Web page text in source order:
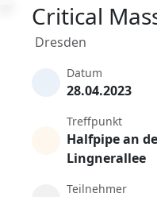
Critical
Dresden
Datum
28.04.2023
Treffpunkt
Halfpipe an
Lingnerallee
Teilnehmer